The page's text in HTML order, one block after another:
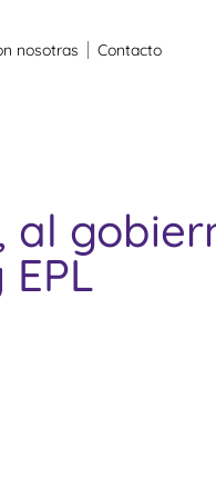
nosotras Contacto
EPL